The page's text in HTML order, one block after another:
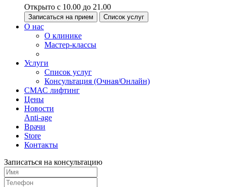
Открыто с 10.00 до 21.00
Записаться на прием Список услуг
О нас
О клинике
Мастер-классы
Услуги
Список услуг
Консультация (Очная/Онлайн)
СМАС лифтинг
Цены
Новости
Anti-age
Врачи
Store
Контакты
Записаться на консультацию